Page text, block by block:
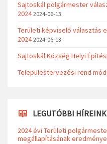
Sajtoskál polgármester
2024 2024-06-13
Területi képviselő választás
2024 2024-06-13
Sajtoskál Község Helyi
Településtervezési rend
LEGUTÓBBI HÍREINK
2024 évi Területi
megállapításának eredménye